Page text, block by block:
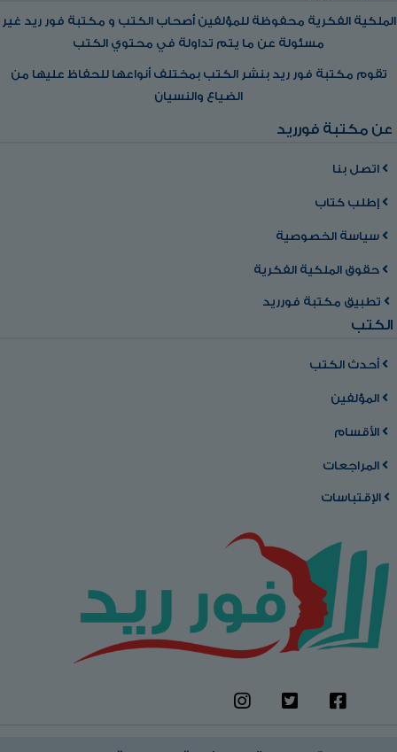
الملكية الفكرية محفوظة للمؤلفين أصحاب الكتب و مكتبة فور ريد غير
مسئولة عن ما يتم تداولة في محتوي الكتب
تقوم مكتبة فور ريد بنشر الكتب بمختلف أنواعها للحفاظ عليها من
الضياع والنسيان
عن مكتبة فورريد
اتصل بنا
إطلب كتاب
سياسة الخصوصية
حقوق الملكية الفكرية
تطبيق مكتبة فورريد
الكتب
أحدث الكتب
المؤلفين
الأقسام
المراجعات
الإقتباسات